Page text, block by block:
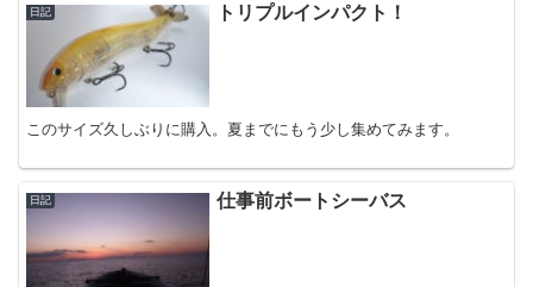
日記 トリプルインパクト！
このサイズ久しぶりに購入。夏までにもう少し集めてみます。
日記 仕事前ボートシーバス